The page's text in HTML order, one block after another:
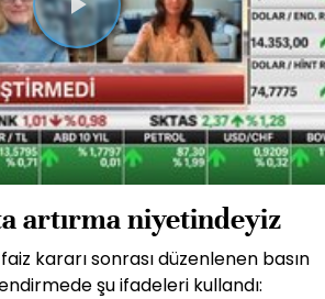
Videoyu
Oynat
artırma niyetindeyiz
kararı sonrası düzenlenen basın
şu ifadeleri kullandı: